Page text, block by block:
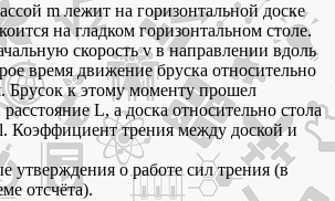
m лежит на горизонтальной доске
на гладком горизонтальном столе.
скорость v в направлении вдоль
время движение бруска относительно
Брусок к этому моменту прошел
L, а доска относительно стола
Коэффициент трения между доской и
утверждения о работе сил трения (в
отсчёта).